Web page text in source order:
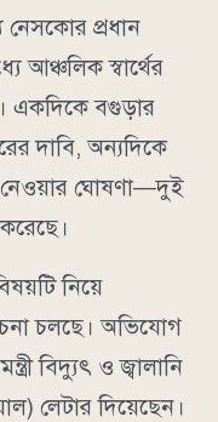
প্রধান
আঞ্চলিক স্বার্থের
একদিকে বগুড়ার
দাবি, অন্যদিকে
নেওয়ার ঘোষণা—দুই
নিয়ে
চলছে। অভিযোগ
বিদ্যুৎ ও জ্বালানি
লেটার দিয়েছেন।